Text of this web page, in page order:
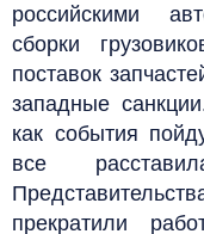
российскими
сборки
поставок
западные
как события
все
прекратили